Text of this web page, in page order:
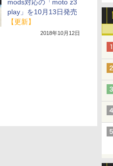
mods対応の「moto z3
play」を10月13日発売
【更新】
2018年10月12日